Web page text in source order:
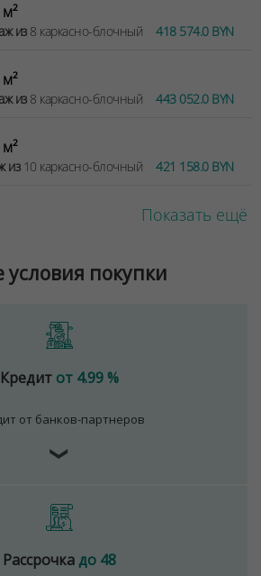
из8 каркасно-блочный 418 574.0 BYN
из8 каркасно-блочный 443 052.0 BYN
из10 каркасно-блочный 421 158.0 BYN
Показать ещё
покупки
Кредит от 4.99 %
от банков-партнеров
❯
Рассрочкадо 48